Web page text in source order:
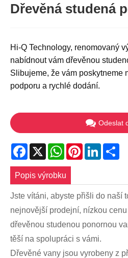
Dřevěná studená
Hi-Q Technology, renomovaný
nabídnout vám dřevěnou
Slibujeme, že vám poskytneme
podporu a rychlé dodání.
Odeslat
Facebook
X WhatsApp
PinterestLinkedIn
Popis výrobku
Jste vítáni, abyste přišli do naší
nejnovější prodejní, nízkou
dřevěnou studenou ponornou
těší na spolupráci s vámi.
Dřevěné vany jsou vyrobeny z